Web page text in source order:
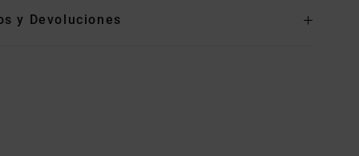
y Devoluciones